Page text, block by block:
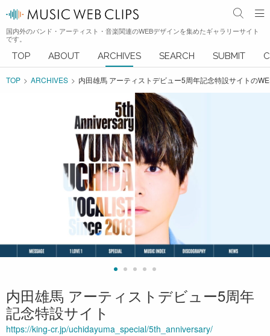
国内外のバンド・アーティスト・音楽関連のWEBデザインを集めたギャラリーサイト
です。
TOP ABOUT ARCHIVES SEARCH SUBMIT
TOP ARCHIVES 内田雄馬 アーティストデビュー5周年記念特設サイトの
内田雄馬 アーティストデビュー5周年
記念特設サイト
https://king-cr.jp/uchidayuma_special/5th_anniversary/